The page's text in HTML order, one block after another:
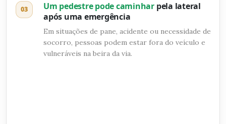
03 Um pedestre pode caminhar pela lateral
após uma emergência
Em situações de pane, acidente ou necessidade de
socorro, pessoas podem estar fora do veículo e
vulneráveis na beira da via.